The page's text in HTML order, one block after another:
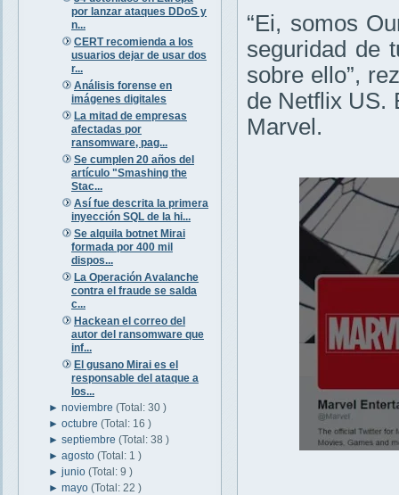
por lanzar ataques DDoS y
n...
CERT recomienda a los
usuarios dejar de usar dos
r...
Análisis forense en
imágenes digitales
La mitad de empresas
afectadas por
ransomware, pag...
Se cumplen 20 años del
artículo "Smashing the
Stac...
Así fue descrita la primera
inyección SQL de la hi...
Se alquila botnet Mirai
formada por 400 mil
dispos...
La Operación Avalanche
contra el fraude se salda
c...
Hackean el correo del
autor del ransomware que
inf...
El gusano Mirai es el
responsable del ataque a
los...
►noviembre(Total: 30 )
►octubre(Total: 16 )
►septiembre(Total: 38 )
►agosto(Total: 1 )
►junio(Total: 9 )
►mayo(Total: 22 )
“Ei, somos
seguridad de
sobre ello”,
de Netflix US.
Marvel.